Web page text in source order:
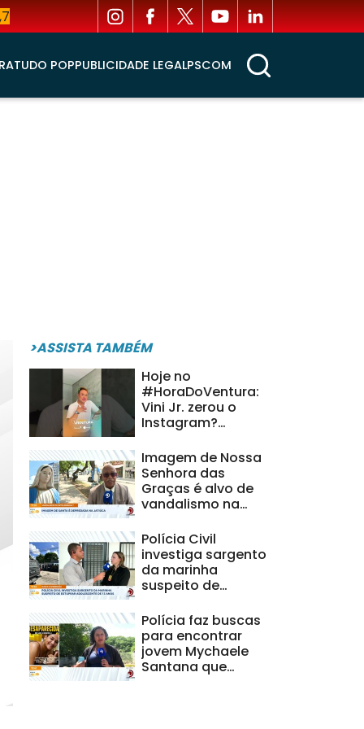
TUDO POPPUBLICIDADE LEGALPSCOM
>ASSISTA TAMBÉM
Hoje no
#HoraDoVentura:
Vini Jr. zerou o
Instagram?
Imagem de Nossa
Senhora das
Graças é alvo de
vandalismo na
Polícia Civil
investiga sargento
da marinha
suspeito de
adolescente de 13
anos
Polícia faz buscas
para encontrar
jovem Mychaele
Santana que